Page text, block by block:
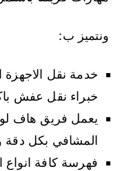
ونتميز ب:
خدمة نقل الاجهزة
خبراء نقل عفش
يعمل فريق هاف
المشافي بكل دقة
فهرسة كافة انواع